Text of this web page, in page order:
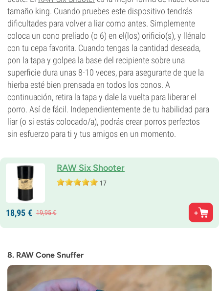
tamaño king. Cuando pruebes este dispositivo tendrás
dificultades para volver a liar como antes. Simplemente
coloca un cono preliado (o 6) en el(los) orificio(s), y llénalo
con tu cepa favorita. Cuando tengas la cantidad deseada,
pon la tapa y golpea la base del recipiente sobre una
superficie dura unas 8-10 veces, para asegurarte de que la
hierba esté bien prensada en todos los conos. A
continuación, retira la tapa y dale la vuelta para liberar el
porro. Así de fácil. Independientemente de tu habilidad para
liar (o si estás colocado/a), podrás crear porros perfectos
sin esfuerzo para ti y tus amigos en un momento.
RAW Six Shooter
17
18,95 € 19,95€
8. RAW Cone Snuffer